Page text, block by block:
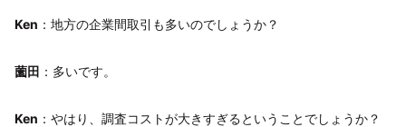
Ken ：地方の企業間取引も多いのでしょうか？
薗田 ：多いです。
Ken ：やはり、調査コストが大きすぎるということでしょうか？